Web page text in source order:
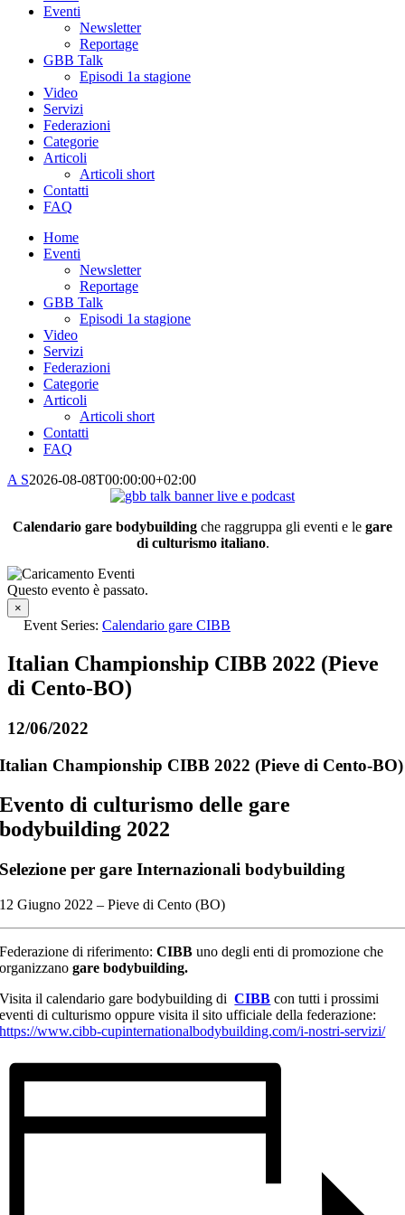
Eventi
Newsletter
Reportage
GBB Talk
Episodi 1a stagione
Video
Servizi
Federazioni
Categorie
Articoli
Articoli short
Contatti
FAQ
Home
Eventi
Newsletter
Reportage
GBB Talk
Episodi 1a stagione
Video
Servizi
Federazioni
Categorie
Articoli
Articoli short
Contatti
FAQ
A S2026-08-08T00:00:00+02:00
Calendario gare bodybuilding che raggruppa gli eventi e le gare
di culturismo italiano.
Questo evento è passato.
×
Event Series: Calendario gare CIBB
Italian Championship CIBB 2022 (Pieve
di Cento-BO)
12/06/2022
Italian Championship CIBB 2022 (Pieve di Cento-BO)
Evento di culturismo delle gare
bodybuilding 2022
Selezione per gare Internazionali bodybuilding
12 Giugno 2022 – Pieve di Cento (BO)
Federazione di riferimento:CIBBuno degli enti di promozione che
organizzanogare bodybuilding.
Visita il calendario gare bodybuilding di CIBB con tutti i prossimi
eventi di culturismo oppure visita il sito ufficiale della federazione:
https://www.cibb-cupinternationalbodybuilding.com/i-nostri-servizi/